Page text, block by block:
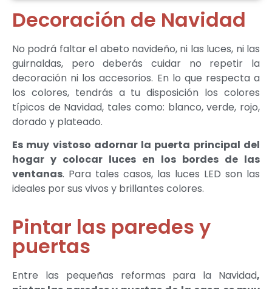
Decoración de Navidad
No podrá faltar el abeto navideño, ni las luces, ni las
guirnaldas, pero deberás cuidar no repetir la
decoración ni los accesorios. En lo que respecta a
los colores, tendrás a tu disposición los colores
típicos de Navidad, tales como: blanco, verde, rojo,
dorado y plateado.
Es muy vistoso adornar la puerta principal del
hogar y colocar luces en los bordes de las
ventanas. Para tales casos, las luces LED son las
ideales por sus vivos y brillantes colores.
Pintar las paredes y
puertas
Entre las pequeñas reformas para la Navidad,